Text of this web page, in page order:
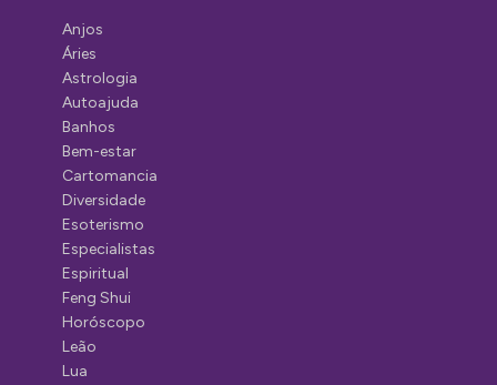
Anjos
Áries
Astrologia
Autoajuda
Banhos
Bem-estar
Cartomancia
Diversidade
Esoterismo
Especialistas
Espiritual
Feng Shui
Horóscopo
Leão
Lua